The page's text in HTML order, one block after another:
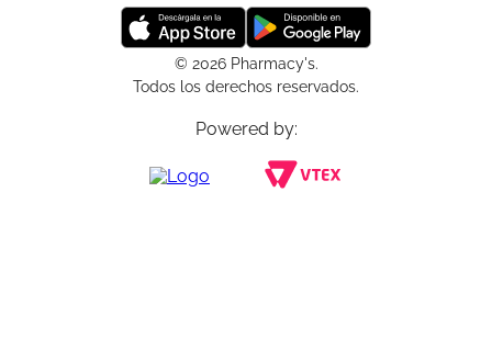
© 2026 Pharmacy's.
Todos los derechos reservados.
Powered by: